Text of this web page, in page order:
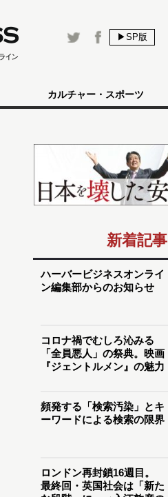
▶SP版
カルチャー・スポーツ
新着記事
ハーバービジネスオンライ
ン編集部からのお知らせ
コロナ禍でむしろ沁みる
「全員悪人」の祭典。映画
『ジェントルメン』の魅力
頻発する「検索汚染」とキ
ーワードによる検索の限界
ロンドン再封鎖16週目。
最終回・英国社会は「新た